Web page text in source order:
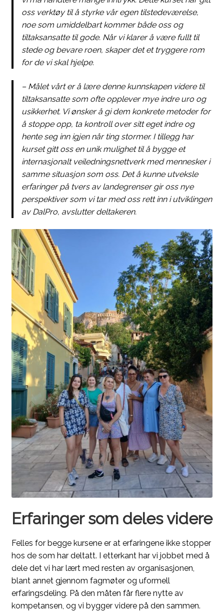
oss verktøy til å styrke vår egen tilstedeværelse,
noe som umiddelbart kommer både oss og
tiltaksansatte til gode. Når vi klarer å være fullt til
stede og bevare roen, skaper det et tryggere rom
for de vi skal hjelpe.
​– Målet vårt er å lære denne kunnskapen videre til
tiltaksansatte som ofte opplever mye indre uro og
usikkerhet. Vi ønsker å gi dem konkrete metoder for
å stoppe opp, ta kontroll over sitt eget indre og
hente seg inn igjen når ting stormer. I tillegg har
kurset gitt oss en unik mulighet til å bygge et
internasjonalt veiledningsnettverk med mennesker i
samme situasjon som oss. Det å kunne utveksle
erfaringer på tvers av landegrenser gir oss nye
perspektiver som vi tar med oss rett inn i utviklingen
av DalPro, avslutter deltakeren.
Erfaringer som deles videre
Felles for begge kursene er at erfaringene ikke stopper
hos de som har deltatt. I etterkant har vi jobbet med å
dele det vi har lært med resten av organisasjonen,
blant annet gjennom fagmøter og uformell
erfaringsdeling. På den måten får flere nytte av
kompetansen, og vi bygger videre på den sammen.